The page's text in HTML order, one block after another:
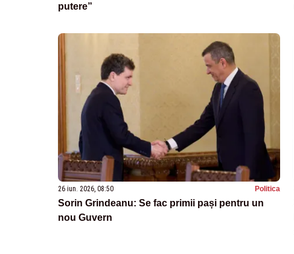
putere”
26 iun. 2026, 08:50 Politica
Sorin Grindeanu: Se fac primii pași pentru un
nou Guvern